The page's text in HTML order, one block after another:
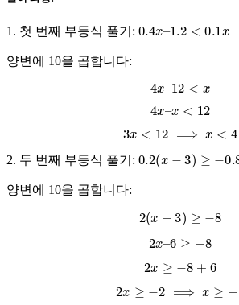
1. 첫 번째 부등식 풀기: 0.4 1.2 0.1 x
양변에 10을 곱합니다:
4x – 12 < x
4x –x <12
3x <12 ⟹ <
2. 두 번째 부등식 풀기: 0.2( )≥ −0.8
양변에 10을 곱합니다:
2( −3) ≥−
2x – 6≥
2 x≥ 8+ 6
2
− ⟹ ≥−1